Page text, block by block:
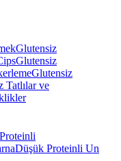
Glutensiz
Glutensiz
Glutensiz
Tatlılar ve
Düşük Proteinli Un